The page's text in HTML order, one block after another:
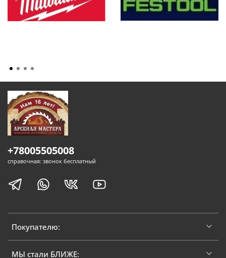
Покупателю:
МЫ стали БЛИЖЕ:
+78005505008
справочная: звонок бесплатный